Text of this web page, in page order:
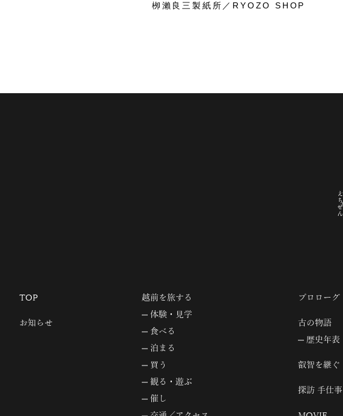
栁瀨良三製紙所／RYOZO SHOP
TOP
お知らせ
越前を旅する
体験・見学
食べる
泊まる
買う
観る・遊ぶ
催し
プロローグ
古の物語
歴史年表
叡智を継ぐ
探訪 手仕事